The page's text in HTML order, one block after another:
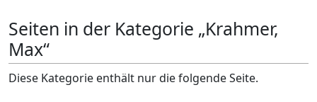
Seiten in der Kategorie „Krahmer,
Max“
Diese Kategorie enthält nur die folgende Seite.